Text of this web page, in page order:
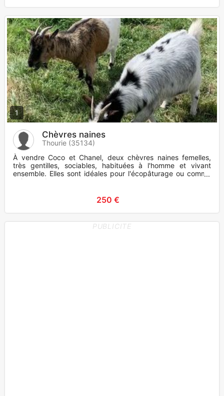
1
Chèvres naines
Thourie (35134)
À vendre Coco et Chanel, deux chèvres naines femelles,
très gentilles, sociables, habituées à l'homme et vivant
ensemble. Elles sont idéales pour l'écopâturage ou comme
animaux de
250 €
PUBLICITE